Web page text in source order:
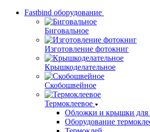
Fastbind оборудование
Биговальное
Изготовление фотокниг
Крышкоделательное
Скобошвейное
Термоклеевое
Обложки и крышки для
Оборудование